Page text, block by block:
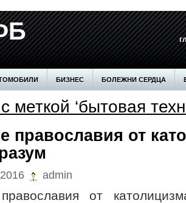
БИЗНЕС БОЛЕЖНИ СЕРДЦА
ВОЗВЕДЕНИЕ СТЕН ДОМ ЗДОРОВЬЕ
меткой ‘бытовая
православия от
admin
от